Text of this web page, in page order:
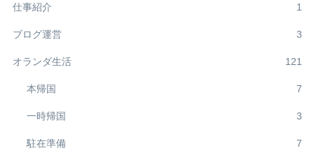
仕事紹介 1
ブログ運営 3
オランダ生活 121
本帰国 7
一時帰国 3
駐在準備 7